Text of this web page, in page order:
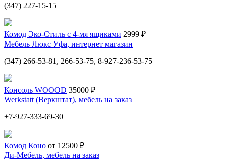
(347) 227-15-15
Комод Эко-Стиль с 4-мя ящиками 2999 ₽
Мебель Люкс Уфа, интернет магазин
(347) 266-53-81, 266-53-75, 8-927-236-53-75
Консоль WOOOD 35000 ₽
Werkstatt (Веркштат), мебель на заказ
+7-927-333-69-30
Комод Коно от 12500 ₽
Ди-Мебель, мебель на заказ